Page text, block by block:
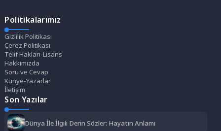
Politikalarımız
Gizlilik Politikası
Çerez Politikası
Telif Hakları-Lisans
Hakkımızda
Soru ve Cevap
Künye-Yazarlar
İletişim
Son Yazılar
Dünya İle İlgili Derin Sözler: Hayatın Anlamı